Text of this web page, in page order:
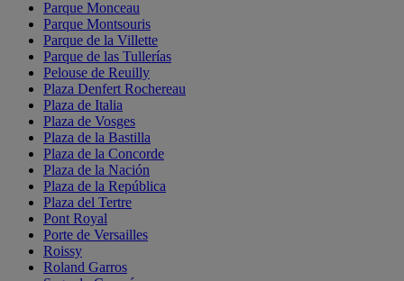
Parque Monceau
Parque Montsouris
Parque de la Villette
Parque de las Tullerías
Pelouse de Reuilly
Plaza Denfert Rochereau
Plaza de Italia
Plaza de Vosges
Plaza de la Bastilla
Plaza de la Concorde
Plaza de la Nación
Plaza de la República
Plaza del Tertre
Pont Royal
Porte de Versailles
Roissy
Roland Garros